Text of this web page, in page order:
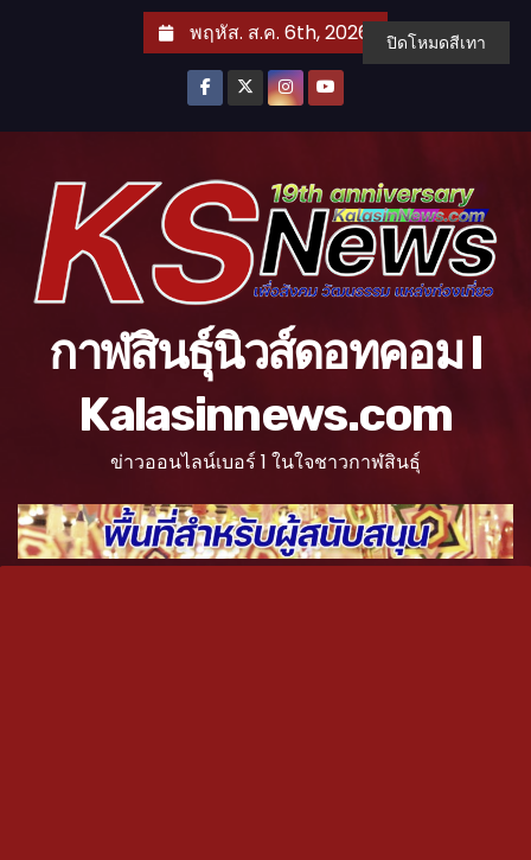
พฤหัส. ส.ค. 6th, 2026
กาฬสินธุ์นิวส์ดอทคอม l
Kalasinnews.com
ข่าวออนไลน์เบอร์ 1 ในใจชาวกาฬสินธุ์
ปิดโหมดสีเทา